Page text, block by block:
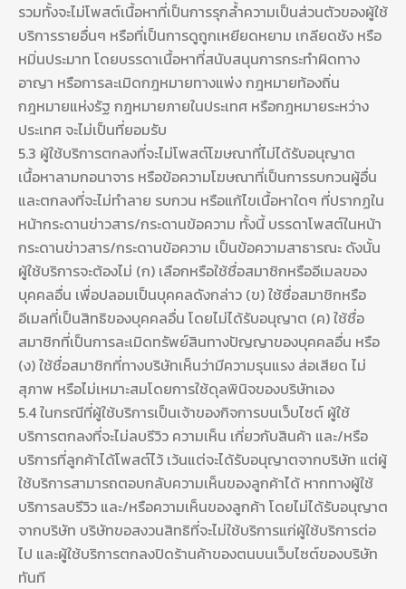
รวมทั้งจะไม่โพสต์เนื้อหาที่เป็นการรุกล้ำความเป็นส่วนตัวของผู้ใช้
บริการรายอื่นๆ หรือที่เป็นการดูถูกเหยียดหยาม เกลียดชัง หรือ
หมิ่นประมาท โดยบรรดาเนื้อหาที่สนับสนุนการกระทำผิดทาง
อาญา หรือการละเมิดกฎหมายทางแพ่ง กฎหมายท้องถิ่น
กฎหมายแห่งรัฐ กฎหมายภายในประเทศ หรือกฎหมายระหว่าง
ประเทศ จะไม่เป็นที่ยอมรับ
5.3 ผู้ใช้บริการตกลงที่จะไม่โพสต์โฆษณาที่ไม่ได้รับอนุญาต
เนื้อหาลามกอนาจาร หรือข้อความโฆษณาที่เป็นการรบกวนผู้อื่น
และตกลงที่จะไม่ทำลาย รบกวน หรือแก้ไขเนื้อหาใดๆ ที่ปรากฏใน
หน้ากระดานข่าวสาร/กระดานข้อความ ทั้งนี้ บรรดาโพสต์ในหน้า
กระดานข่าวสาร/กระดานข้อความ เป็นข้อความสาธารณะ ดังนั้น
ผู้ใช้บริการจะต้องไม่ (ก) เลือกหรือใช้ชื่อสมาชิกหรืออีเมลของ
บุคคลอื่น เพื่อปลอมเป็นบุคคลดังกล่าว (ข) ใช้ชื่อสมาชิกหรือ
อีเมลที่เป็นสิทธิของบุคคลอื่น โดยไม่ได้รับอนุญาต (ค) ใช้ชื่อ
สมาชิกที่เป็นการละเมิดทรัพย์สินทางปัญญาของบุคคลอื่น หรือ
(ง) ใช้ชื่อสมาชิกที่ทางบริษัทเห็นว่ามีความรุนแรง ส่อเสียด ไม่
สุภาพ หรือไม่เหมาะสมโดยการใช้ดุลพินิจของบริษัทเอง
5.4 ในกรณีที่ผู้ใช้บริการเป็นเจ้าของกิจการบนเว็บไซต์ ผู้ใช้
บริการตกลงที่จะไม่ลบรีวิว ความเห็น เกี่ยวกับสินค้า และ/หรือ
บริการที่ลูกค้าได้โพสต์ไว้ เว้นแต่จะได้รับอนุญาตจากบริษัท แต่ผู้
ใช้บริการสามารถตอบกลับความเห็นของลูกค้าได้ หากทางผู้ใช้
บริการลบรีวิว และ/หรือความเห็นของลูกค้า โดยไม่ได้รับอนุญาต
จากบริษัท บริษัทขอสงวนสิทธิที่จะไม่ใช้บริการแก่ผู้ใช้บริการต่อ
ไป และผู้ใช้บริการตกลงปิดร้านค้าของตนบนเว็บไซต์ของบริษัท
ทันที